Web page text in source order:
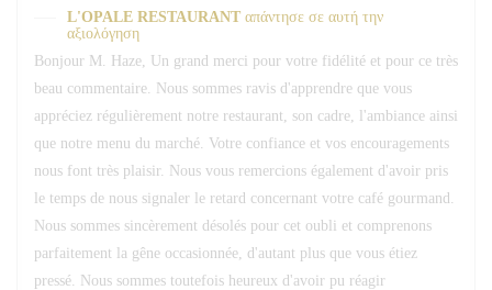
L'OPALE RESTAURANT απάντησε σε αυτή την
αξιολόγηση
Bonjour M. Haze, Un grand merci pour votre fidélité et pour ce très
beau commentaire. Nous sommes ravis d'apprendre que vous
appréciez régulièrement notre restaurant, son cadre, l'ambiance ainsi
que notre menu du marché. Votre confiance et vos encouragements
nous font très plaisir. Nous vous remercions également d'avoir pris
le temps de nous signaler le retard concernant votre café gourmand.
Nous sommes sincèrement désolés pour cet oubli et comprenons
parfaitement la gêne occasionnée, d'autant plus que vous étiez
pressé. Nous sommes toutefois heureux d'avoir pu réagir